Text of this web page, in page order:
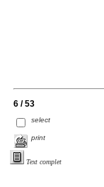
6 / 53
select
print
Text complet